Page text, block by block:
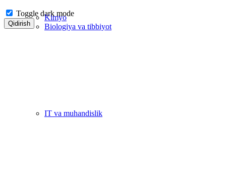
Toggle dark mode
Qidirish
Kimyo
Biologiya va tibbiyot
IT va muhandislik